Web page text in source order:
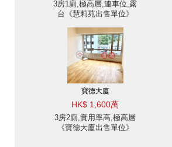
3房1廁,極高層,連車位,露
台《慧莉苑出售單位》
寶德大廈
HK$ 1,600萬
3房2廁,實用率高,極高層
《寶德大廈出售單位》